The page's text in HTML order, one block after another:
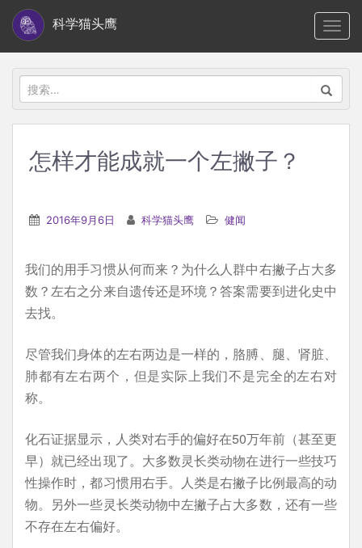
i
科学猫头鹰
搜
索：
怎样才能成就一个左撇子？
2016年9月6日 科学猫头鹰 健闻
我们的用手习惯从何而来？为什么人群中右撇子占大多
数？左右之分来自遗传还是环境？答案需要到进化史中
去找。
尽管我们身体的左右两边是一样的，胳膊、腿、肾脏、
肺都有左右两个，但是实际上我们不是完全的左右对
称。
化石证据显示，人类对右手的偏好在50万年前（甚至更
早）就已经出现了。大多数灵长类动物在进行一些技巧
性操作时，都习惯用右手。人类是右撇子比例最高的动
物。另外一些灵长类动物中左撇子占大多数，还有一些
不存在左右偏好。